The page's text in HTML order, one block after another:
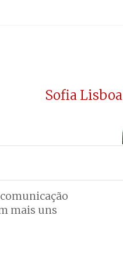
Sofia Lisboa
mais uns